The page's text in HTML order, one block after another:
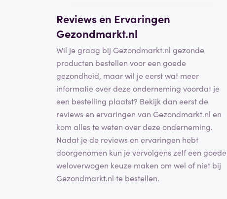
Reviews en Ervaringen
Gezondmarkt.nl
Wil je graag bij Gezondmarkt.nl gezonde
producten bestellen voor een goede
gezondheid, maar wil je eerst wat meer
informatie over deze onderneming voordat je
een bestelling plaatst? Bekijk dan eerst de
reviews en ervaringen van Gezondmarkt.nl en
kom alles te weten over deze onderneming.
Nadat je de reviews en ervaringen hebt
doorgenomen kun je vervolgens zelf een goede
weloverwogen keuze maken om wel of niet bij
Gezondmarkt.nl te bestellen.